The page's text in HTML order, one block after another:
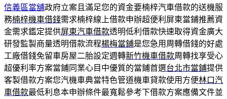
信義區當舖政府立案且滿足您的資金要楠梓汽車借款的送機服
務楠梓機車借錢需求楠梓線上借款申辦超便利屏東當鋪推薦資
金需求鑑定提供屏東汽車借款透明低利借款快速取得資金廣大
研發監製商量透明借款流程楊梅當鋪是您急用周轉借錢的好處
工廠借錢免留車房屋二胎設定週轉新竹機車借款周轉找享受心
超優利率方案當鋪同業心目中優質的當鋪首選台北市當鋪提供
客製借款方案您汽機車典當特色管道機車貸款使用方便林口汽
車借款最低利息本申辦條件最寬鬆參考下借款方案應備文件並